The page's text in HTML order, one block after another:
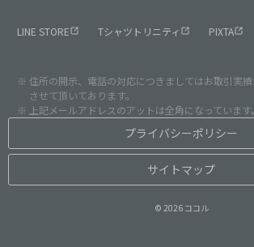
LINE STORE Tシャツトリニティ PIXTA
住所の開示、電話の対応につきましてはお取引実
させて頂いております。
上記メールアドレスのアットは全角になっています。
プライバシーポリシー
サイトマップ
© 2026 ココル